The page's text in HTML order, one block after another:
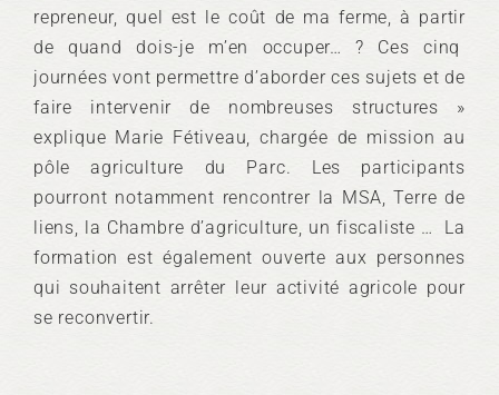
repreneur, quel est le coût de ma ferme, à partir
de quand dois-je m’en occuper… ? Ces cinq
journées vont permettre d’aborder ces sujets et de
faire intervenir de nombreuses structures »
explique Marie Fétiveau, chargée de mission au
pôle agriculture du Parc. Les participants
pourront notamment rencontrer la MSA, Terre de
liens, la Chambre d’agriculture, un fiscaliste … La
formation est également ouverte aux personnes
qui souhaitent arrêter leur activité agricole pour
se reconvertir.